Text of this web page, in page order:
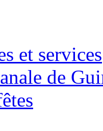
et services
de